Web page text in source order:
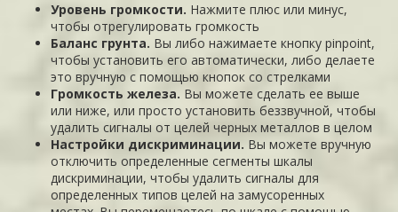
Уровень громкости. Нажмите плюс или минус,
чтобы отрегулировать громкость
Баланс грунта. Вы либо нажимаете кнопку pinpoint,
чтобы установить его автоматически, либо делаете
это вручную с помощью кнопок со стрелками
Громкость железа. Вы можете сделать ее выше
или ниже, или просто установить беззвучной, чтобы
удалить сигналы от целей черных металлов в целом
Настройки дискриминации. Вы можете вручную
отключить определенные сегменты шкалы
дискриминации, чтобы удалить сигналы для
определенных типов целей на замусоренных